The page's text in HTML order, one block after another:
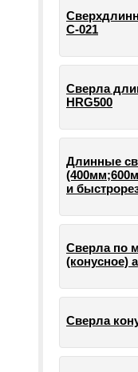
С-021
Сверла
HRG500
Длинные
и
Сверла по
(конусное)
Сверла